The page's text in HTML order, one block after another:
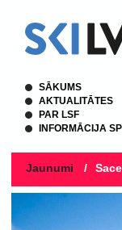
SĀKUMS
AKTUALITĀTES
PAR LSF
INFORMĀCIJA
Jaunumi /